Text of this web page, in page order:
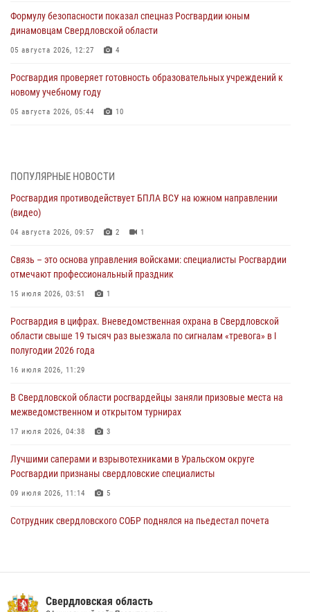
Формулу безопасности показал спецназ Росгвардии юным
динамовцам Свердловской области
05 августа 2026, 12:27 4
Росгвардия проверяет готовность образовательных учреждений к
новому учебному году
05 августа 2026, 05:44 10
04 августа 2026, 09:57 2
Росгвардия приняла участие в обеспечении безопасности Дня
города в Екатеринбурге
03 августа 2026, 07:43 3
Росгвардия приняла участие в межведомственном
антитеррористическом учении в Свердловской области
31 июля 2026, 12:27 1
Росгвардия обеспечивает безопасность граждан на южном
направлении
31 июля 2026, 06:56
рассказал об итогах работы подразделения в эфире телекомпании
«Телекон»
30 июля 2026, 11:33 1
ПОПУЛЯРНЫЕ НОВОСТИ
Росгвардия противодействует БПЛА ВСУ на южном направлении
(видео)
04 августа 2026, 09:57 2 1
Связь – это основа управления войсками: специалисты Росгвардии
отмечают профессиональный праздник
15 июля 2026, 03:51 1
Росгвардия в цифрах. Вневедомственная охрана в Свердловской
области свыше 19 тысяч раз выезжала по сигналам «тревога» в I
полугодии 2026 года
16 июля 2026, 11:29
В Свердловской области росгвардейцы заняли призовые места на
межведомственном и открытом турнирах
17 июля 2026, 04:38 3
Лучшими саперами и взрывотехниками в Уральском округе
Росгвардии признаны свердловские специалисты
09 июля 2026, 11:14 5
Сотрудник свердловского СОБР поднялся на пьедестал почета
16 июля 2026, 13:07 4
Свердловская область